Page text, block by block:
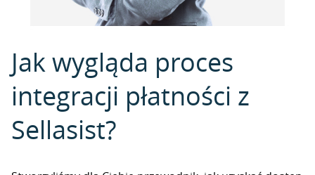
Jak wygląda proces
integracji płatności z
Sellasist?